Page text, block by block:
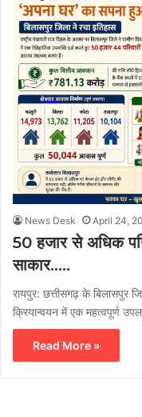
News Desk April 24,
50 हजार से अधिक
साकार…..
रायपुर: छत्तीसगढ़ के बिलासपुर
क्रियान्वयन में एक महत्वपूर्ण
Read More »